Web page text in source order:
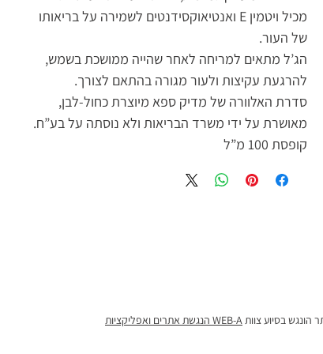
מכיל ויטמין E ואנטיאוקסידנטים לשמירה על בריאותו
של העור.
הג’ל מתאים למריחה לאחר שהייה ממושכת בשמש,
להרגעת עקיצות ולעור מגורה בהתאם לצורך.
סדרת האלוורה של מדיק ספא מיוצרת כחול-לבן,
מאושרת על ידי משרד הבריאות ולא נוסתה על בע”ח.
קופסת 100 מ”ל
הונגש בסיוע צוותWEB-A הנגשת אתרים ואפליקציות